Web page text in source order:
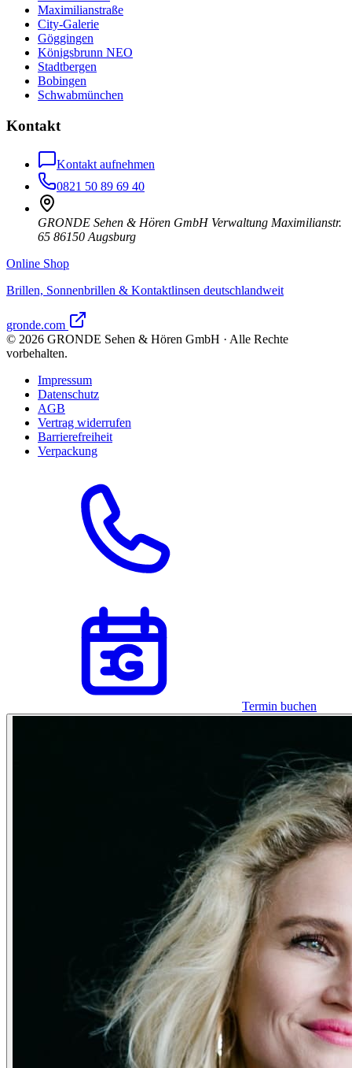
Maximilianstraße
City-Galerie
Göggingen
Königsbrunn NEO
Stadtbergen
Bobingen
Schwabmünchen
Kontakt
Kontakt aufnehmen
0821 50 89 69 40
GRONDE Sehen & Hören GmbH Verwaltung Maximilianstr.
65 86150 Augsburg
Online Shop
Brillen, Sonnenbrillen & Kontaktlinsen deutschlandweit
gronde.com
© 2026 GRONDE Sehen & Hören GmbH · Alle Rechte
vorbehalten.
Impressum
Datenschutz
AGB
Vertrag widerrufen
Barrierefreiheit
Verpackung
Termin buchen